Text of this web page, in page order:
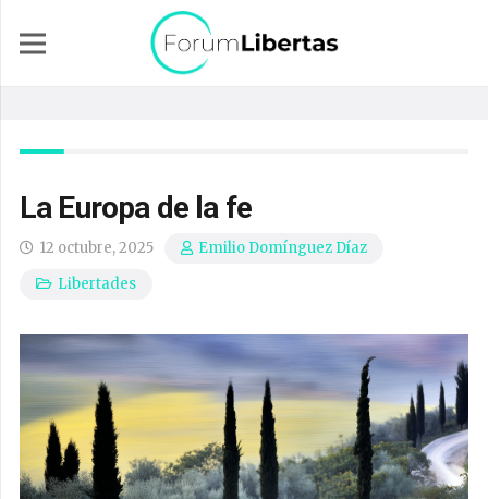
La Europa de la fe
12 octubre, 2025
Emilio Domínguez Díaz
Libertades